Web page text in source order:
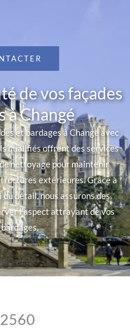
de vos façades
à Changé
et bardages à Changé avec
qualifiés offrent des services
nettoyage pour maintenir
extérieures. Grâce à
détail, nous assurons des
l’aspect attrayant de vos